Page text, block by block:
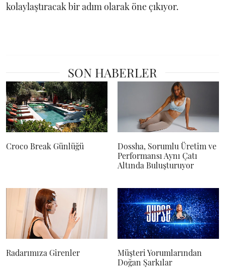
kolaylaştıracak bir adım olarak öne çıkıyor.
SON HABERLER
Croco Break Günlüğü
Dossha, Sorumlu Üretim ve
Performansı Aynı Çatı
Altında Buluşturuyor
Radarımıza Girenler
Müşteri Yorumlarından
Doğan Şarkılar